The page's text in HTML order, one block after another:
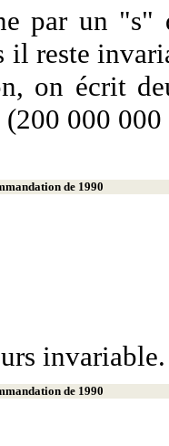
par un "s"
reste
on écrit
000
de 1990
invariable.
de 1990